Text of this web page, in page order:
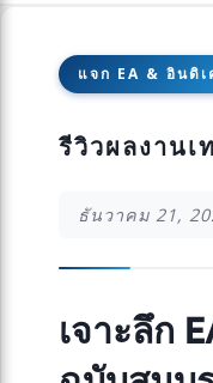
แจก EA & อินดิเ
รีวิวผลงานเ
ธันวาคม 21,
เจาะลึก